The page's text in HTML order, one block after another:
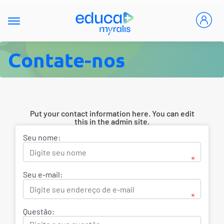
Contate-nos
Put your contact information here. You can edit
this in the admin site.
Seu nome:
*
Seu e-mail:
*
Questão: